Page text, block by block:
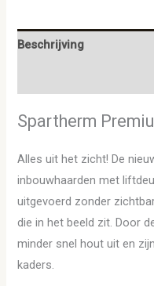
Beschrijving
Spartherm
Alles uit het zicht! De
inbouwhaarden met
uitgevoerd zonder
die in het beeld zit. Door
minder snel hout uit en
kaders.